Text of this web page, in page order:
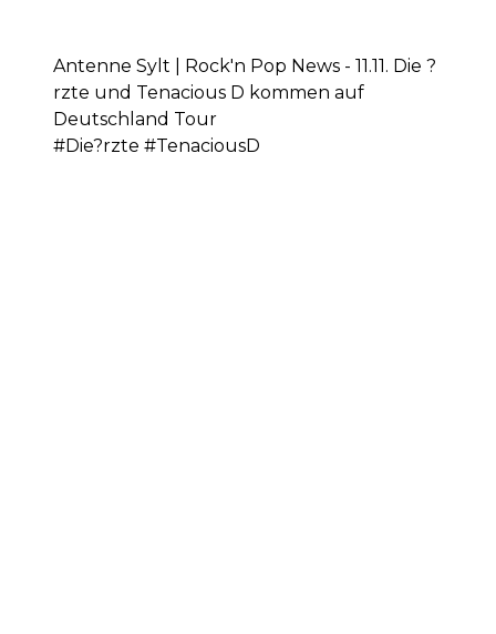
Antenne Sylt | Rock'n Pop News - 11.11. Die ?
rzte und Tenacious D kommen auf
Deutschland Tour
#Die?rzte #TenaciousD